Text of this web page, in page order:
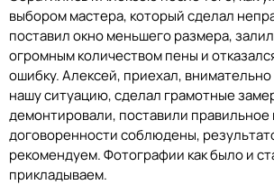
выбором мастера, который сделал
поставил окно меньшего размера,
огромным количеством пены и
ошибку. Алексей, приехал,
нашу ситуацию, сделал грамотные
демонтировали, поставили правильное
договоренности соблюдены,
рекомендуем. Фотографии как было и
прикладываем.